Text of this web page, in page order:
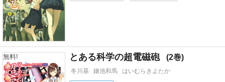
無料! とある科学の超電磁砲 2
冬川基 鎌池和馬 はいむらきよたか